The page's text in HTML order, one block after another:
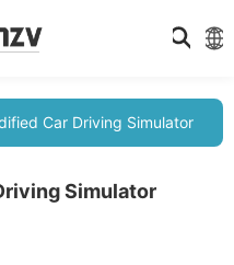
Car Driving Simulator
Simulator